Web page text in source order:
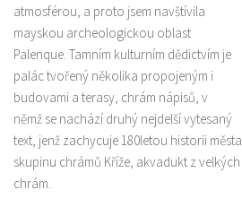
atmosférou, a proto jsem navštívila
mayskou archeologickou oblast
Palenque. Tamním kulturním dědictvím je
palác tvořený několika propojeným i
budovami a terasy, chrám nápisů, v
němž se nachází druhý nejdelší vytesaný
text, jenž zachycuje 180letou historii
skupinu chrámů Kříže, akvadukt z
chrám.